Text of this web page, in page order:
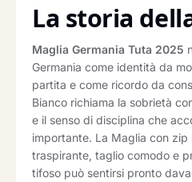
La storia
Maglia Germania Tuta 2025
Germania come identità da
partita e come ricordo da
Bianco richiama la sobrietà
e il senso di disciplina che
importante. La Maglia con
traspirante, taglio comodo e
tifoso può sentirsi pronto